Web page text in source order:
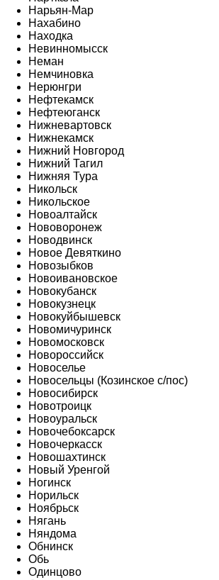
Нарьян-Мар
Нахабино
Находка
Невинномысск
Неман
Немчиновка
Нерюнгри
Нефтекамск
Нефтеюганск
Нижневартовск
Нижнекамск
Нижний Новгород
Нижний Тагил
Нижняя Тура
Никольск
Никольское
Новоалтайск
Нововоронеж
Новодвинск
Новое Девяткино
Новозыбков
Новоивановское
Новокубанск
Новокузнецк
Новокуйбышевск
Новомичуринск
Новомосковск
Новороссийск
Новоселье
Новосельцы (Козинское с/пос)
Новосибирск
Новотроицк
Новоуральск
Новочебоксарск
Новочеркасск
Новошахтинск
Новый Уренгой
Ногинск
Норильск
Ноябрьск
Нягань
Няндома
Обнинск
Обь
Одинцово